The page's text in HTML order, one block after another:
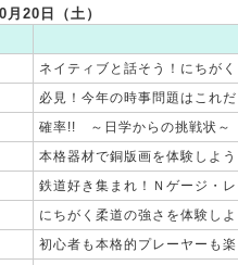
20日（土）
ネイティブと話そう！にちがく
必見！今年の時事問題はこれだ
確率!! ～日学からの挑戦状～
本格器材で銅版画を体験しよう
鉄道好き集まれ！Ｎゲージ・
にちがく柔道の強さを体験しよ
初心者も本格的プレーヤーも